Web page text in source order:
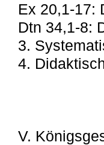
Ex 20,1-17:
Dtn 34,1-8:
3.
4.
V.